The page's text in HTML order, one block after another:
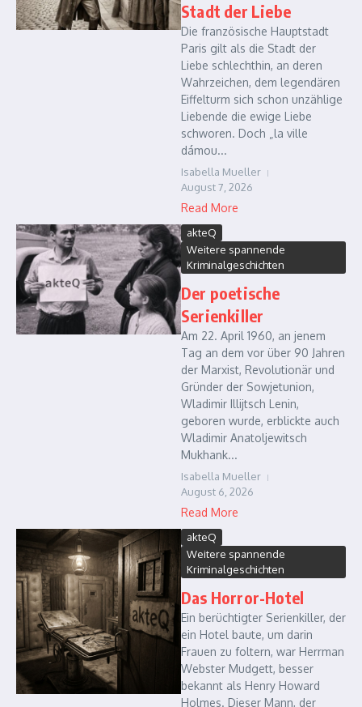
Stadt der Liebe
Die französische Hauptstadt
Paris gilt als die Stadt der
Liebe schlechthin, an deren
Wahrzeichen, dem legendären
Eiffelturm sich schon unzählige
Liebende die ewige Liebe
schworen. Doch „la ville
dámou...
Isabella Mueller
August 7, 2026
Read More
akteQ
Weitere spannende
Kriminalgeschichten
Der poetische
Serienkiller
Am 22. April 1960, an jenem
Tag an dem vor über 90 Jahren
der Marxist, Revolutionär und
Gründer der Sowjetunion,
Wladimir Illijtsch Lenin,
geboren wurde, erblickte auch
Wladimir Anatoljewitsch
Mukhank...
Isabella Mueller
August 6, 2026
Read More
akteQ
Weitere spannende
Kriminalgeschichten
Das Horror-Hotel
Ein berüchtigter Serienkiller, der
ein Hotel baute, um darin
Frauen zu foltern, war Herrman
Webster Mudgett, besser
bekannt als Henry Howard
Holmes. Dieser Mann, der